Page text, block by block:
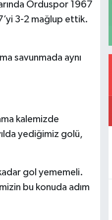
Orduspor 1967
3-2 mağlup ettik.
savunmada aynı
kalemizde
yediğimiz golü,
gol yememeli.
bu konuda adım